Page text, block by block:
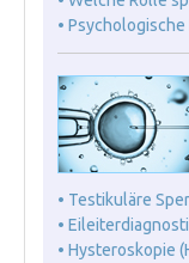
• Psychologische
• Testikuläre
•
• Hysteroskopie